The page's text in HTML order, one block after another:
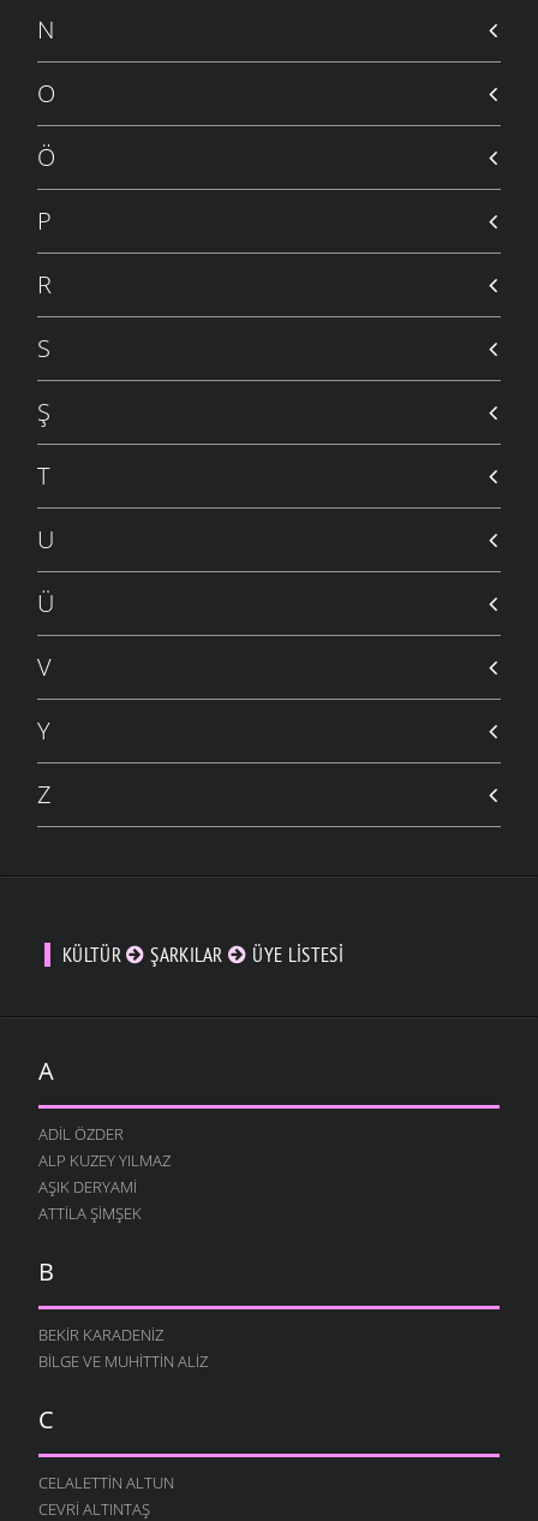
N
O
Ö
P
R
S
Ş
T
U
Ü
V
Y
Z
KÜLTÜR ŞARKILAR ÜYE LISTESI
A
ADIL ÖZDER
ALP KUZEY YILMAZ
AŞIK DERYAMI
ATTILA ŞIMŞEK
B
BEKIR KARADENIZ
BILGE VE MUHITTIN ALIZ
C
CELALETTIN ALTUN
CEVRI ALTINTAŞ